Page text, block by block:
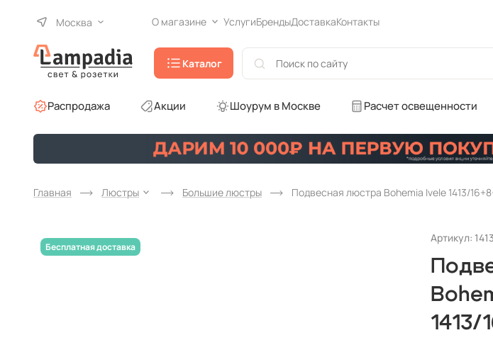
Москва О магазине УслугиБрендыДоставкаКонтакты
Каталог
Распродажа Акции Шоурум в Москве Расчет освещенности
Главная Люстры Большие люстры Подвесная люстра Bohemia Ivele 1413/
Артикул:
1413/